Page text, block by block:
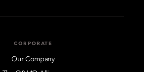
CORPORATE
Our Company